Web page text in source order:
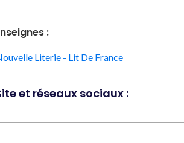
:
Literie - Lit De France
et réseaux sociaux :